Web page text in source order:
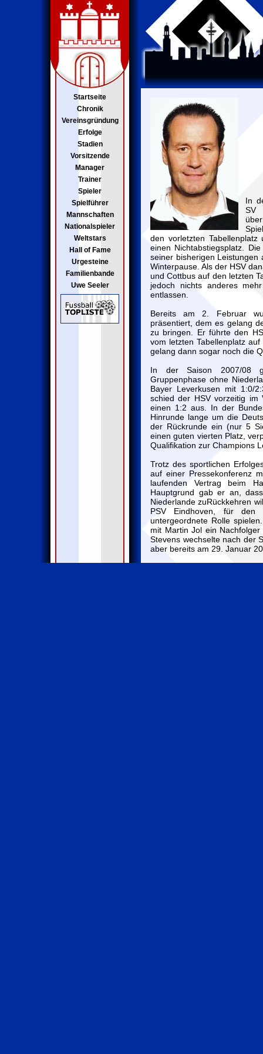
Startseite
Chronik
Vereinsgründung
Erfolge
Stadien
Vorsitzende
Manager
Trainer
Spieler
Spielführer
Mannschaften
Nationalspieler
Weltstars
Hall of Fame
Urgesteine
Familienbande
Uwe Seeler
In
SV
den vorletzten
einen Nichtabstiegsplatz.
seiner bisherigen
Winterpause. Als der HSV
und Cottbus auf den letzten
jedoch nichts anderes
entlassen.
Bereits am 2. Februar
präsentiert, dem es gelang
zu bringen. Er führte den
vom letzten Tabellenplatz
gelang dann sogar noch die
In der Saison 2007/08
Gruppenphase ohne
Bayer Leverkusen mit 1:0/
schied der HSV vorzeitig im
einen 1:2 aus. In der
Hinrunde lange um die
der Rückrunde ein (nur 5
einen guten vierten Platz,
Qualifikation zur Champions
Trotz des sportlichen
auf einer Pressekonferenz
laufenden Vertrag beim
Hauptgrund gab er an,
Niederlande zuRückkehren
PSV Eindhoven, für
untergeordnete Rolle
mit Martin Jol ein
Stevens wechselte nach der
aber bereits am 29. Januar